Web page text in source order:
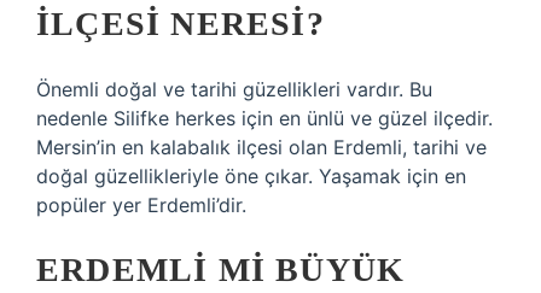
ILÇESI NERESI?
Önemli doğal ve tarihi güzellikleri vardır. Bu
nedenle Silifke herkes için en ünlü ve güzel ilçedir.
Mersin’in en kalabalık ilçesi olan Erdemli, tarihi ve
doğal güzellikleriyle öne çıkar. Yaşamak için en
popüler yer Erdemli’dir.
ERDEMLI MI BÜYÜK